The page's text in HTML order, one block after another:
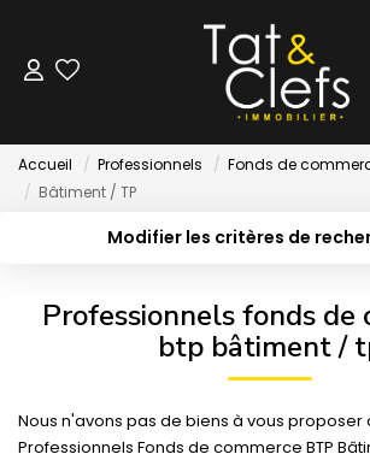
LOCATION
Nos Biens Loués
ESTIMATION
LOCAUX & BUREAUX
Accueil Professionnels Fonds de
Bâtiment / TP
Modifier les critères de
Budget max
Professionnels fonds de
btp bâtiment /
Nous n'avons pas de biens à vous
Professionnels Fonds de commerce BTP